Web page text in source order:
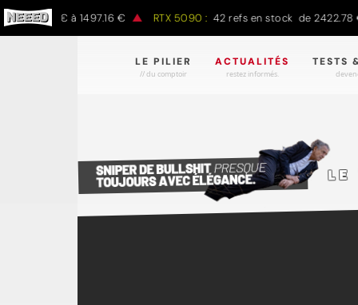
€ à 1497.16 € RTX 5090 : 42 refs en stock de 2422.78 € à
LE PILIER
// du comptoir
ACTUALITÉS
restez informés.
TESTS